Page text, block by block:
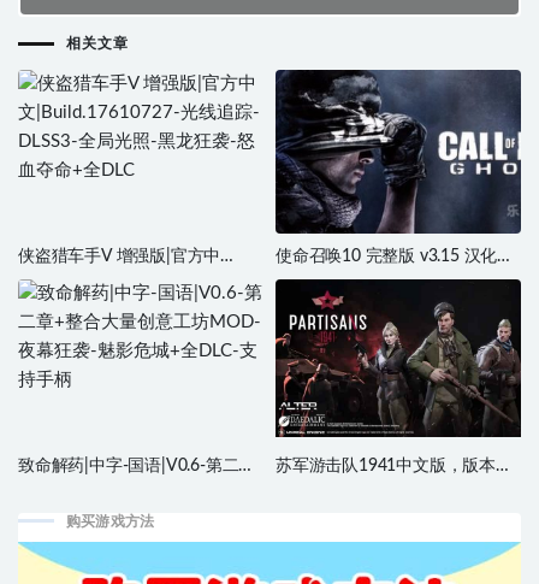
相关文章
侠盗猎车手V 增强版|官方中
文|Build.17610727-光线追踪-
DLSS3-全局光照-黑龙狂袭-怒血
夺命+全DLC
使命召唤10 完整版 v3.15 汉化中
文
致命解药|中字-国语|V0.6-第二章
袭-魅影危城+全DLC-支持手柄
苏军游击队1941中文版，版本：
购买游戏方法